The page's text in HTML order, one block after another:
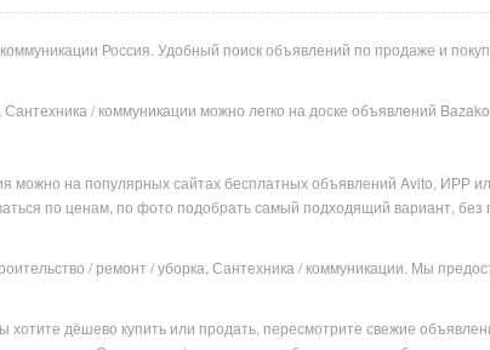
Россия. Удобный поиск объявлений по продаже и
/ коммуникации можно легко на доске объявлений
можно на популярныхсайтах бесплатных объявлений Avito, ИРР
по ценам, по фото подобрать самый подходящий вариант, без
/ ремонт / уборка, Сантехника / коммуникации. Мы
дёшево купить или продать, пересмотрите свежие